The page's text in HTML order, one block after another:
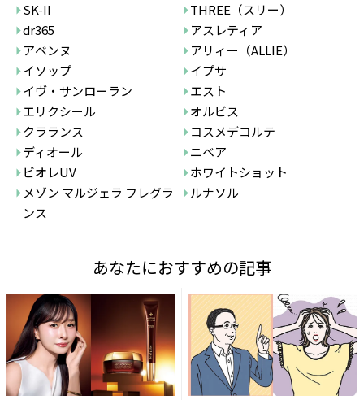
SK-II
THREE（スリー）
dr365
アスレティア
アベンヌ
アリィー（ALLIE）
イソップ
イプサ
イヴ・サンローラン
エスト
エリクシール
オルビス
クラランス
コスメデコルテ
ディオール
ニベア
ビオレUV
ホワイトショット
メゾン マルジェラ フレグラ
ンス
ルナソル
あなたにおすすめの記事